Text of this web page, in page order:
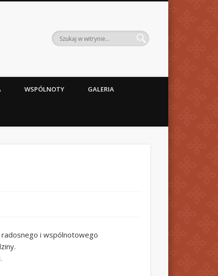
WSPÓLNOTY GALERIA
radosnego i wspólnotowego